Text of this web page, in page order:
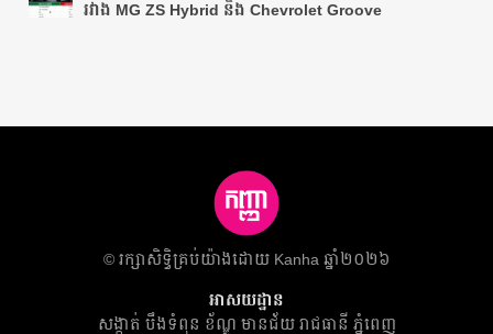
រវាង MG ZS Hybrid និង Chevrolet Groove
​© រក្សា​សិទ្ធិ​គ្រប់​យ៉ាង​ដោយ​ Kanha ឆ្នាំ២០២៦
អាសយដ្ឋាន
សង្កាត់ បឹងទំពុន ខ័ណ្ឌ មានជ័យ​ រាជធានី ភ្នំពេញ